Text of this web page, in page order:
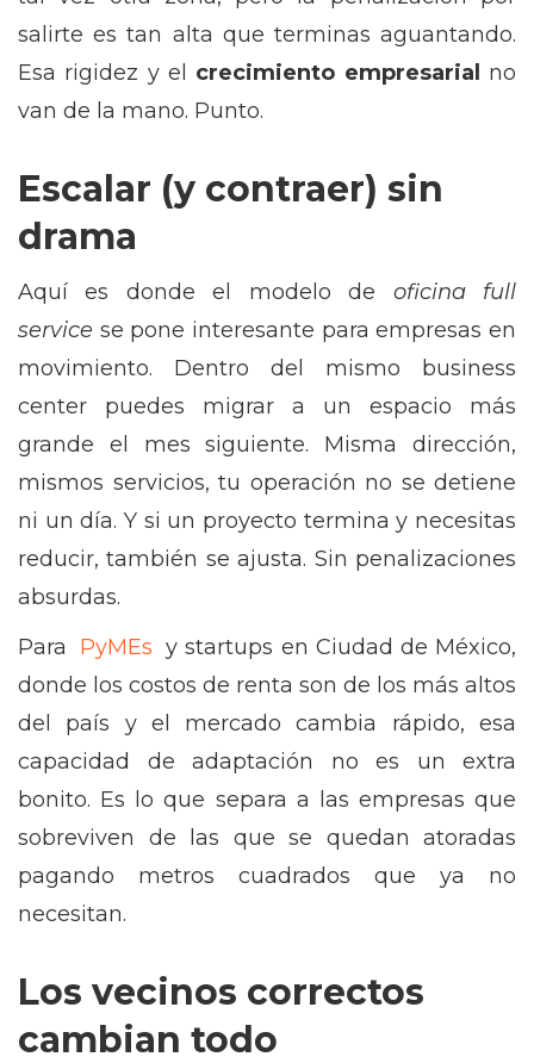
salirte es tan alta que terminas aguantando.
Esa rigidez y el crecimiento empresarial
no
van de la mano. Punto.
Escalar (y contraer) sin
drama
Aquí es donde el modelo de oficina full
service se pone interesante para empresas en
movimiento. Dentro del mismo business
center puedes migrar a un espacio más
grande el mes siguiente. Misma dirección,
mismos servicios, tu operación no se detiene
ni un día. Y si un proyecto termina y necesitas
reducir, también se ajusta. Sin penalizaciones
absurdas.
Para
PyMEs y startups en Ciudad de México,
donde los costos de renta son de los más altos
del país y el mercado cambia rápido, esa
capacidad de adaptación no es un extra
bonito. Es lo que separa a las empresas que
sobreviven de las que se quedan atoradas
pagando metros cuadrados que ya no
necesitan.
Los vecinos correctos
cambian todo